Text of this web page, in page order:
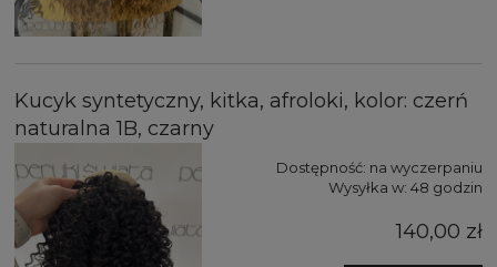
Kucyk syntetyczny, kitka, afroloki, kolor: czerń
naturalna 1B, czarny
Dostępność: na wyczerpaniu
Wysyłka w: 48 godzin
140,00 zł